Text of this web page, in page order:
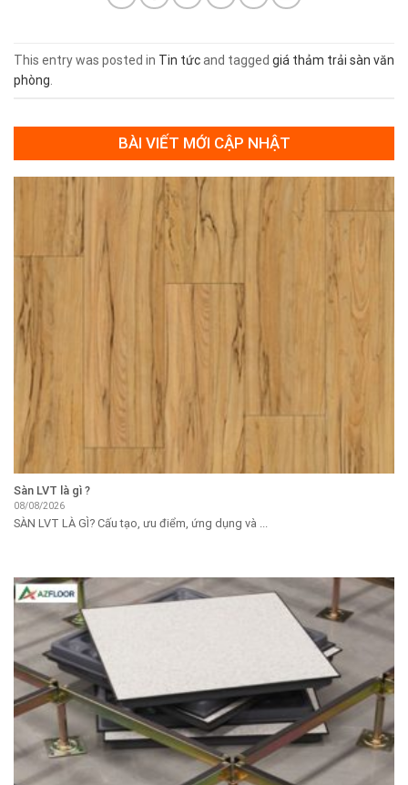
This entry was posted in Tin tứcand tagged giá thảm trải sàn văn
phòng
BÀI VIẾT MỚI CẬP NHẬT
Sàn LVT là gì ?
08/08/2026
SÀN LVT LÀ GÌ? Cấu tạo, ưu điểm, ứng dụng và ...